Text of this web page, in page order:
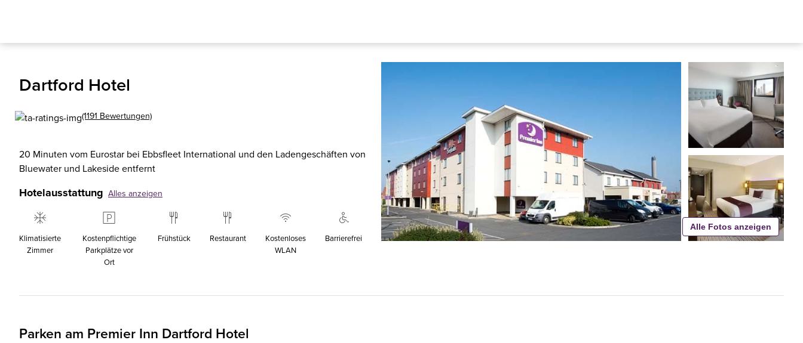
Dartford Hotel
(1191 Bewertungen)
20 Minuten vom Eurostar bei Ebbsfleet International und den Ladengeschäften von
Bluewater und Lakeside entfernt
Hotelausstattung Alles anzeigen
Klimatisierte
Zimmer
Kostenpflichtige
Parkplätze vor
Ort
Frühstück Restaurant
Kostenloses
WLAN
Barrierefrei
Alle Fotos anzeigen
Parken am Premier Inn Dartford Hotel